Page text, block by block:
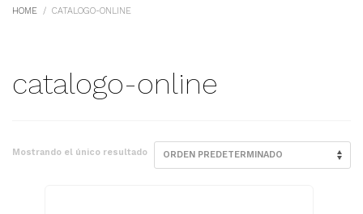
HOME CATALOGO-ONLINE
catalogo-online
Mostrando el único resultado